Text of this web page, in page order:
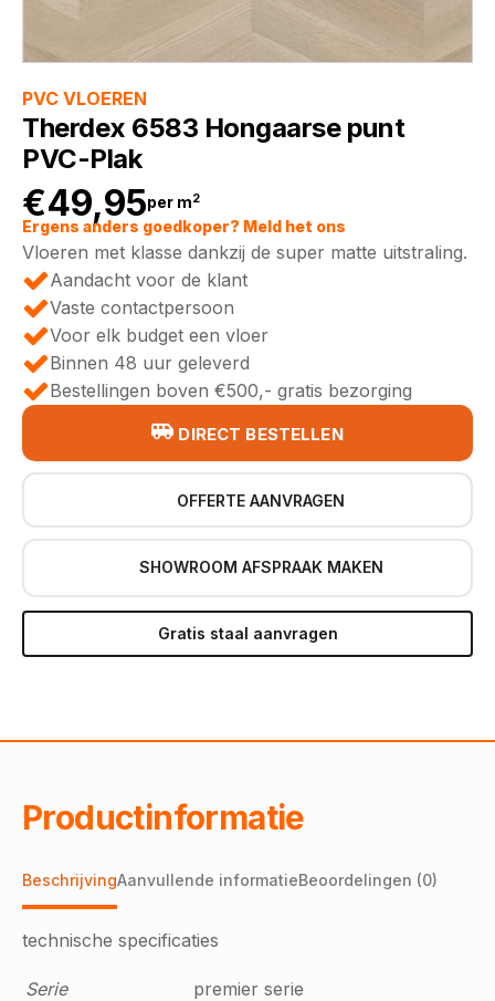
PVC VLOEREN
Therdex 6583 Hongaarse punt
PVC-Plak
€49,95per m2
Ergens anders goedkoper? Meld het ons
Vloeren met klasse dankzij de super matte uitstraling.
Aandacht voor de klant
Vaste contactpersoon
Voor elk budget een vloer
Binnen 48 uur geleverd
Bestellingen boven €500,- gratis bezorging
DIRECT BESTELLEN
OFFERTE AANVRAGEN
SHOWROOM AFSPRAAK MAKEN
Gratis staal aanvragen
Productinformatie
BeschrijvingAanvullende informatieBeoordelingen (0)
technische specificaties
Serie
premier serie